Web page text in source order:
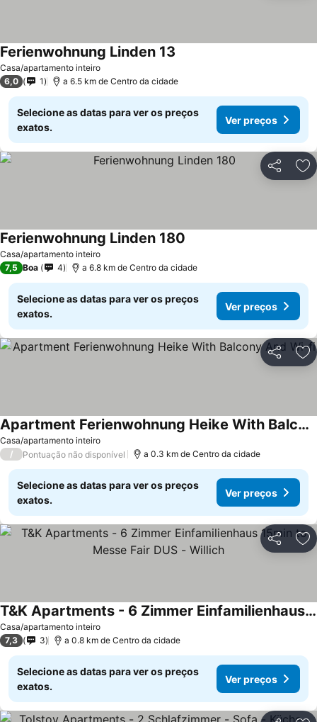
Casa/apartamento inteiro
Ferienwohnung Linden 13
6,0 1 a 6.5 km de Centro da cidade
Selecione as datas para ver os preços
exatos.
Ver preços
Partilhar
Casa/apartamento inteiro
Ferienwohnung Linden 180
7,5 Boa 4 a 6.8 km de Centro da cidade
Selecione as datas para ver os preços
exatos.
Ver preços
Partilhar
Casa/apartamento inteiro
Apartment Ferienwohnung Heike With Balcony And Wi-fi
/ Pontuação não disponível a 0.3 km de Centro da cidade
Selecione as datas para ver os preços
exatos.
Ver preços
Partilhar
Casa/apartamento inteiro
T&K Apartments - 6 Zimmer Einfamilienhaus 15min to Messe Fair DUS - Willich
7,3 3 a 0.8 km de Centro da cidade
Selecione as datas para ver os preços
exatos.
Ver preços